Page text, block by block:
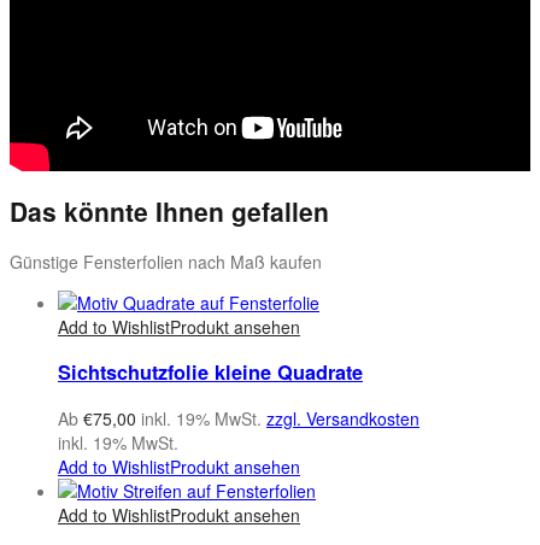
Das könnte Ihnen gefallen
Günstige Fensterfolien nach Maß kaufen
Add to WishlistProdukt ansehen
Sichtschutzfolie kleine Quadrate
Ab €75,00 inkl. 19% MwSt. zzgl. Versandkosten
inkl. 19% MwSt.
Add to WishlistProdukt ansehen
Add to WishlistProdukt ansehen